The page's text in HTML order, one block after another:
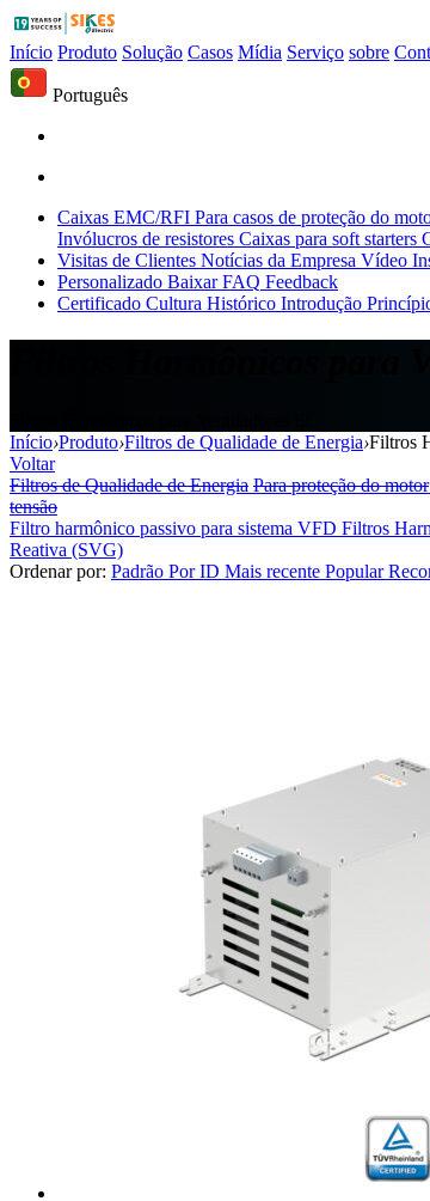
Início Produto Solução Casos Mídia Serviço sobre
Português
Caixas EMC/RFI Para casos de proteção do
Invólucros de resistores Caixas para soft starters
Visitas de Clientes Notícias da Empresa Vídeo
Personalizado Baixar FAQ Feedback
Certificado Cultura Histórico Introdução
Início›Produto›Filtros de Qualidade de Energia›Filtros
Voltar
Filtros de Qualidade de Energia Para proteção do motor
tensão
Filtro harmônico passivo para sistema VFD Filtros
Reativa (SVG)
Ordenar por: Padrão Por ID Mais recente Popular